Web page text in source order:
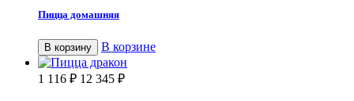
Пицца домашняя
В корзину В корзине
1 116 ₽ 12 345 ₽